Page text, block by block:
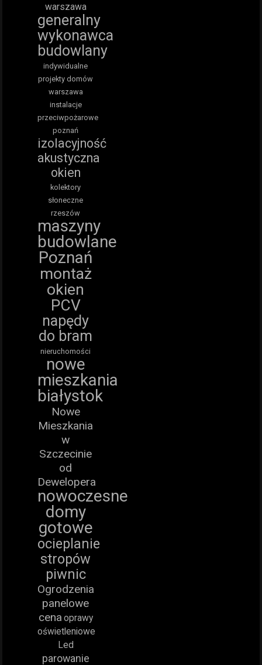
warszawa
generalny
wykonawca
budowlany
indywidualne
projekty domów
warszawa
instalacje
przeciwpożarowe
poznań
izolacyjność
akustyczna
okien
kolektory
słoneczne
rzeszów
maszyny
budowlane
Poznań
montaż
okien
PCV
napędy
do bram
nieruchomości
nowe
mieszkania
białystok
Nowe
Mieszkania
w
Szczecinie
od
Dewelopera
nowoczesne
domy
gotowe
ocieplanie
stropów
piwnic
Ogrodzenia
panelowe
cena oprawy
oświetleniowe
Led
parowanie